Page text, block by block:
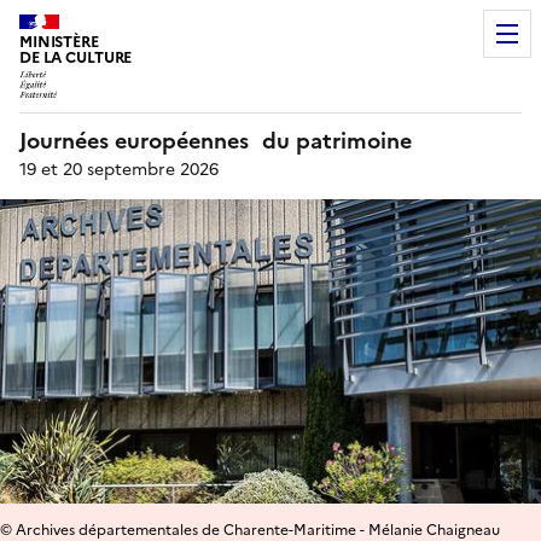
MINISTÈRE
DE LA CULTURE
Journées européennes du patrimoine
19 et 20 septembre 2026
© Archives départementales de Charente-Maritime - Mélanie Chaigneau